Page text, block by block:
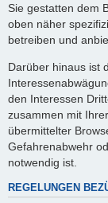
Sie gestatten dem
oben näher
betreiben und
Darüber hinaus ist
den Interessen
zusammen mit
übermittelter
Gefahrenabwehr
notwendig ist.
REGELUNGEN